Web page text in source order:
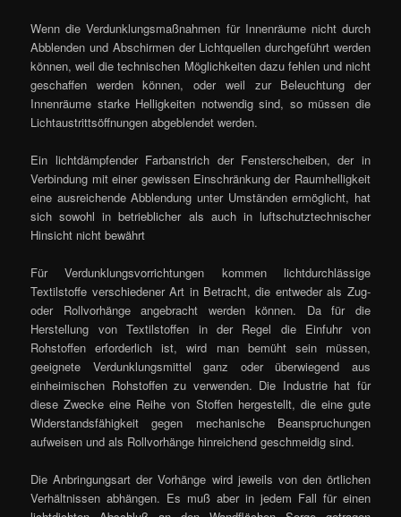
Wenn die Verdunklungsmaßnahmen für Innenräume nicht durch
Abblenden und Abschirmen der Lichtquellen durchgeführt werden
können, weil die technischen Möglichkeiten dazu fehlen und nicht
geschaffen werden können, oder weil zur Beleuchtung der
Innenräume starke Helligkeiten notwendig sind, so müssen die
Lichtaustrittsöffnungen abgeblendet werden.
Ein lichtdämpfender Farbanstrich der Fensterscheiben, der in
Verbindung mit einer gewissen Einschränkung der Raumhelligkeit
eine ausreichende Abblendung unter Umständen ermöglicht, hat
sich sowohl in betrieblicher als auch in luftschutztechnischer
Hinsicht nicht bewährt
Für Verdunklungsvorrichtungen kommen lichtdurchlässige
Textilstoffe verschiedener Art in Betracht, die entweder als Zug-
oder Rollvorhänge angebracht werden können. Da für die
Herstellung von Textilstoffen in der Regel die Einfuhr von
Rohstoffen erforderlich ist, wird man bemüht sein müssen,
geeignete Verdunklungsmittel ganz oder überwiegend aus
einheimischen Rohstoffen zu verwenden. Die Industrie hat für
diese Zwecke eine Reihe von Stoffen hergestellt, die eine gute
Widerstandsfähigkeit gegen mechanische Beanspruchungen
aufweisen und als Rollvorhänge hinreichend geschmeidig sind.
Die Anbringungsart der Vorhänge wird jeweils von den örtlichen
Verhältnissen abhängen. Es muß aber in jedem Fall für einen